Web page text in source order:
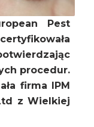
Pest
procedur.
firma IPM
z Wielkiej